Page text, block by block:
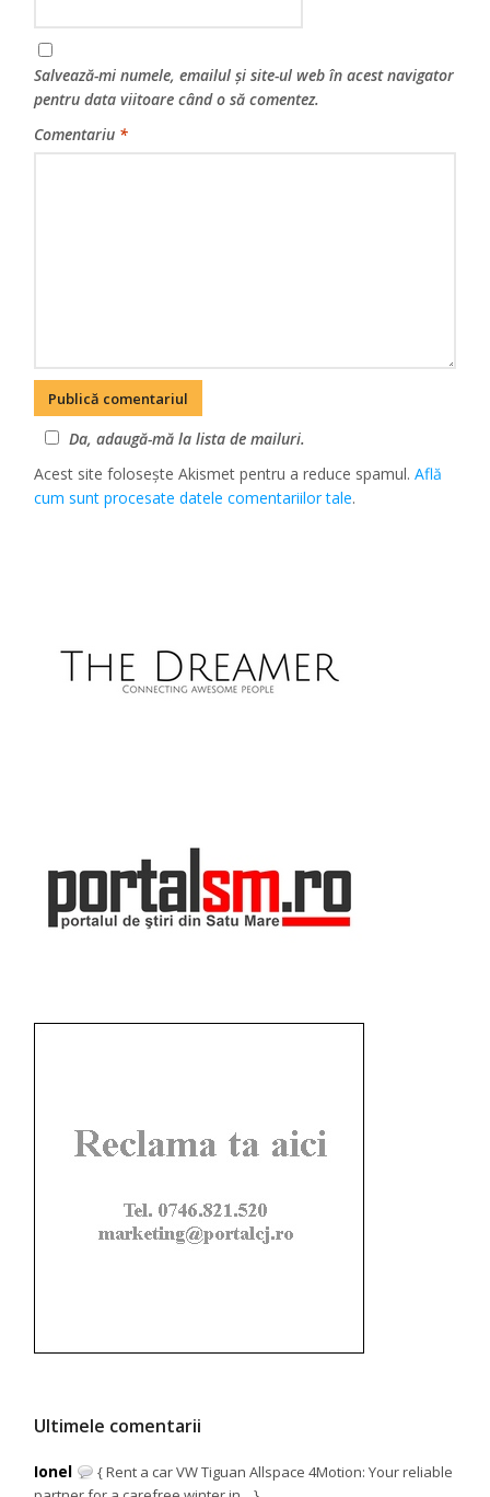
Salvează-mi numele, emailul și site-ul web în acest navigator
pentru data viitoare când o să comentez.
Comentariu *
Da, adaugă-mă la lista de mailuri.
Acest site folosește Akismet pentru a reduce spamul.Află
cum sunt procesate datele comentariilor tale.
Ultimele comentarii
Ionel
{ Rent a car VW Tiguan Allspace 4Motion: Your reliable